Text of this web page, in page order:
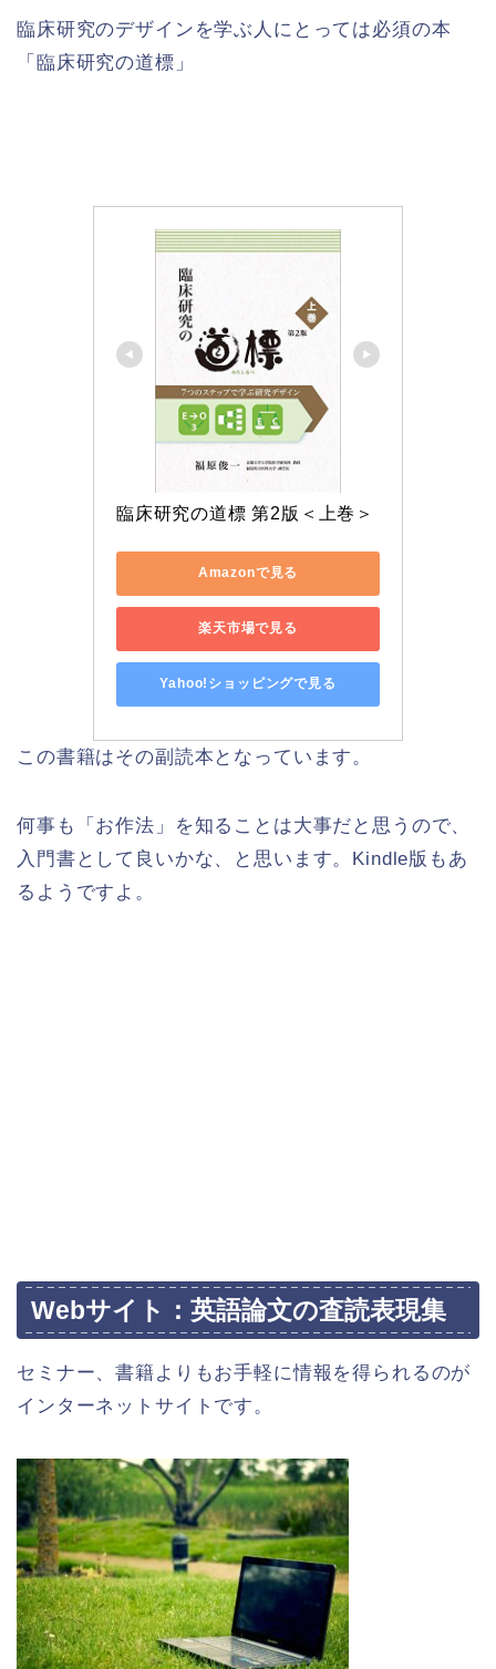
臨床研究のデザインを学ぶ人にとっては必須の本
「臨床研究の道標」
臨床研究の道標 第2版＜上巻＞
Amazonで見る
楽天市場で見る
Yahoo!ショッピングで見る
この書籍はその副読本となっています。
何事も「お作法」を知ることは大事だと思うので、
入門書として良いかな、と思います。Kindle版もあ
るようですよ。
Webサイト：英語論文の査読表現集
セミナー、書籍よりもお手軽に情報を得られるのが
インターネットサイトです。